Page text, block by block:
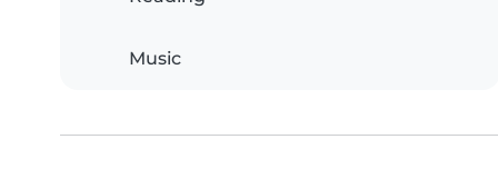
Music